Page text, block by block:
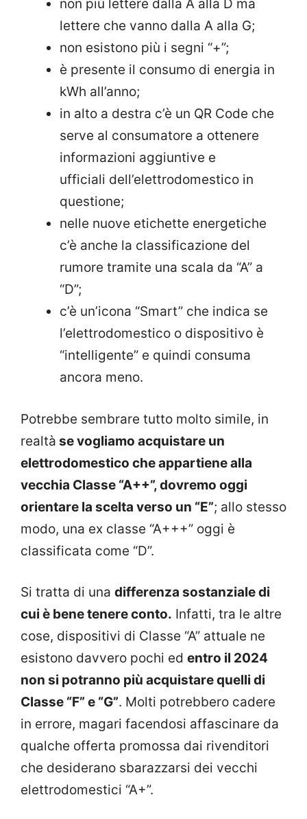
non più lettere dalla A alla D ma
lettere che vanno dalla A alla G;
non esistono più i segni “+”;
è presente il consumo di energia in
kWh all’anno;
in alto a destra c’è un QR Code che
serve al consumatore a ottenere
informazioni aggiuntive e
ufficiali dell’elettrodomestico in
questione;
nelle nuove etichette energetiche
c’è anche la classificazione del
rumore tramite una scala da “A” a
“D”;
c’è un’icona “Smart” che indica se
l’elettrodomestico o dispositivo è
“intelligente” e quindi consuma
ancora meno.
Potrebbe sembrare tutto molto simile, in
realtà se vogliamo acquistare un
elettrodomestico che appartiene alla
vecchia Classe “A++”, dovremo oggi
orientare la scelta verso un “E”; allo stesso
modo, una ex classe “A+++” oggi è
classificata come “D”.
Si tratta di una differenza sostanziale di
cui è bene tenere conto. Infatti, tra le altre
cose, dispositivi di Classe “A” attuale ne
esistono davvero pochi ed entro il 2024
non si potranno più acquistare quelli di
Classe “F” e “G”. Molti potrebbero cadere
in errore, magari facendosi affascinare da
qualche offerta promossa dai rivenditori
che desiderano sbarazzarsi dei vecchi
elettrodomestici “A+”.